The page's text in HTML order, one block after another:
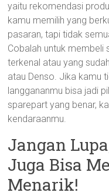
yaitu rekomendasi
kamu memilih yang
pasaran, tapi tidak
Cobalah untuk
terkenal atau yang
atau Denso. Jika kamu
langgananmu bisa jadi
sparepart yang benar,
kendaraanmu.
Jangan
Juga Bisa
Menarik!